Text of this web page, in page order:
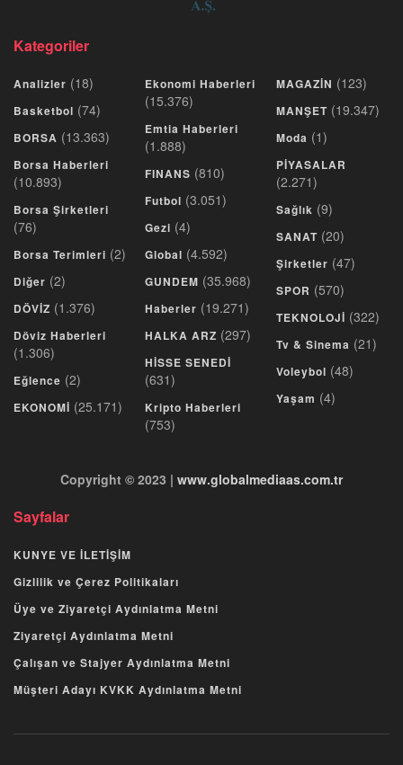
Kategoriler
Analizler (18)
Basketbol (74)
BORSA (13.363)
Borsa Haberleri
(10.893)
Borsa Şirketleri
(76)
Borsa Terimleri (2)
Diğer (2)
DÖVİZ (1.376)
Döviz Haberleri
(1.306)
Eğlence (2)
EKONOMİ (25.171)
Ekonomi Haberleri
(15.376)
Emtia Haberleri
(1.888)
FINANS (810)
Futbol (3.051)
Gezi (4)
Global (4.592)
GUNDEM (35.968)
Haberler (19.271)
HALKA ARZ (297)
HİSSE SENEDİ
(631)
Kripto Haberleri
(753)
MAGAZİN (123)
MANŞET (19.347)
Moda (1)
PİYASALAR
(2.271)
Sağlık (9)
SANAT (20)
Şirketler (47)
SPOR (570)
TEKNOLOJİ (322)
Tv & Sinema (21)
Voleybol (48)
Yaşam (4)
Copyright © 2023 | www.globalmediaas.com.tr
Sayfalar
KUNYE VE İLETİŞİM
Gizlilik ve Çerez Politikaları
Üye ve Ziyaretçi Aydınlatma Metni
Ziyaretçi Aydınlatma Metni
Çalışan ve Stajyer Aydınlatma Metni
Müşteri Adayı KVKK Aydınlatma Metni